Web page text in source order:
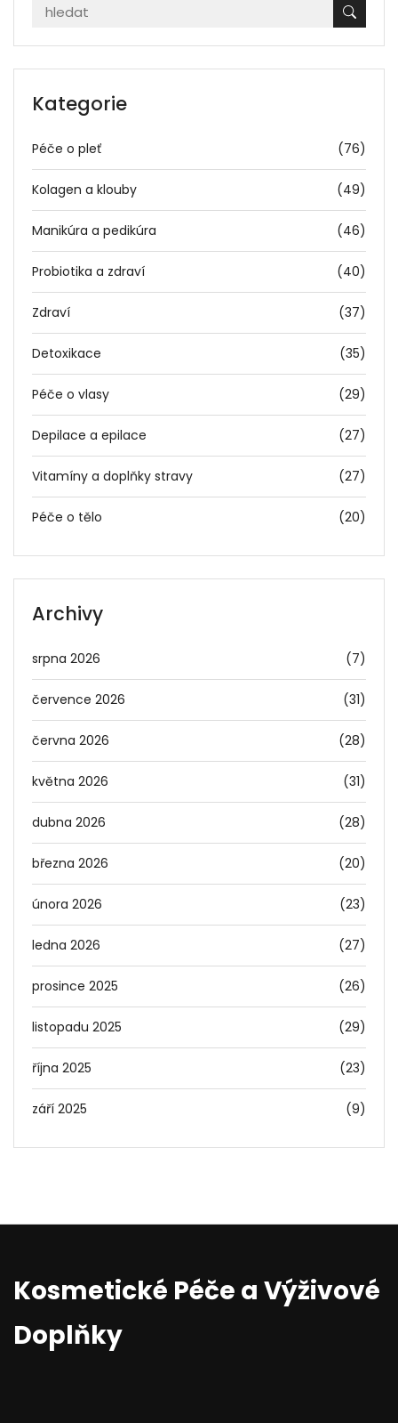
Kategorie
Péče o pleť (76)
Kolagen a klouby (49)
Manikúra a pedikúra (46)
Probiotika a zdraví (40)
Zdraví (37)
Detoxikace (35)
Péče o vlasy (29)
Depilace a epilace (27)
Vitamíny a doplňky stravy (27)
Péče o tělo (20)
Archivy
srpna 2026 (7)
července 2026 (31)
června 2026 (28)
května 2026 (31)
dubna 2026 (28)
března 2026 (20)
února 2026 (23)
ledna 2026 (27)
prosince 2025 (26)
listopadu 2025 (29)
října 2025 (23)
září 2025 (9)
Kosmetické Péče a Výživové
Doplňky